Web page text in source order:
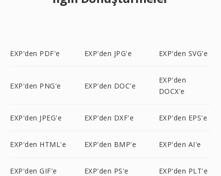
EXP'den PDF'e EXP'den JPG'e EXP'den SVG'e
EXP'den PNG'e EXP'den DOC'e
EXP'den
DOCX'e
EXP'den JPEG'e EXP'den DXF'e EXP'den EPS'e
EXP'den HTML'e EXP'den BMP'e EXP'den AI'e
EXP'den GIF'e EXP'den PS'e EXP'den PLT'e